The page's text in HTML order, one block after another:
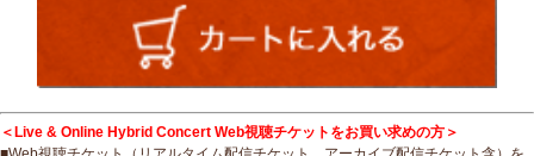
＜Live & Online Hybrid Concert Web視聴チケットをお買い求めの方＞